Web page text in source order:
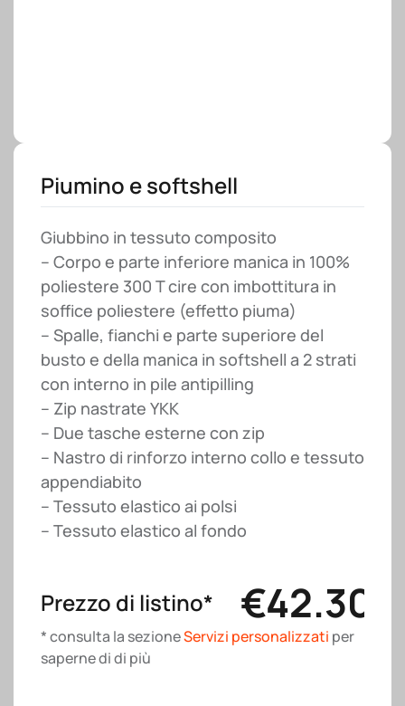
Piumino e softshell
Giubbino in tessuto composito
– Corpo e parte inferiore manica in 100%
poliestere 300 T cire con imbottitura in
soffice poliestere (effetto piuma)
– Spalle, fianchi e parte superiore del
busto e della manica in softshell a 2 strati
con interno in pile antipilling
– Zip nastrate YKK
– Due tasche esterne con zip
– Nastro di rinforzo interno collo e tessuto
appendiabito
– Tessuto elastico ai polsi
– Tessuto elastico al fondo
Prezzo di listino* €42.30
* consulta la sezioneServizi personalizzati per
saperne di di più